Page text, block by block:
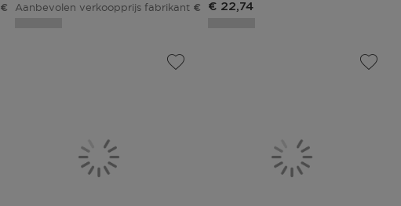
€ 29,95
Aanbevolen verkoopprijs fabrikant € 19,95
€ 22,74